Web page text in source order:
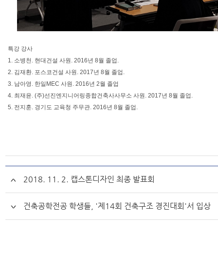
특강 강사
1. 소병천. 현대건설 사원. 2016년 8월 졸업.
2. 김재환. 포스코건설 사원. 2017년 8월 졸업.
3. 남아영. 한일MEC 사원. 2016년 2월 졸업
4. 최재윤. (주)선진엔지니어링종합건축사사무소 사원. 2017년 8월 졸업.
5. 전지훈. 경기도 교육청 주무관. 2016년 8월 졸업.
2018. 11. 2. 캡스톤디자인 최종 발표회
건축공학전공 학생들, '제14회 건축구조 경진대회'서 입상